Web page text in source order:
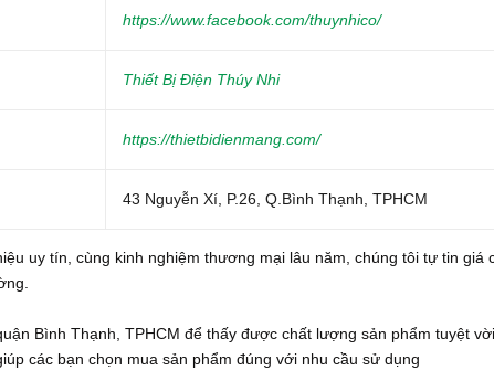
https://www.facebook.com/thuynhico/
Thiết Bị Điện Thúy Nhi
https://thietbidienmang.com/
43 Nguyễn Xí, P.26, Q.Bình Thạnh, TPHCM
uy tín, cùng kinh nghiệm thương mại lâu năm, chúng tôi tự tin giá
Bình Thạnh, TPHCM để thấy được chất lượng sản phẩm tuyệt
các bạn chọn mua sản phẩm đúng với nhu cầu sử dụng